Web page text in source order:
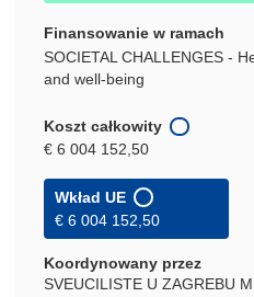
Finansowanie w ramach
SOCIETAL CHALLENGES -
and well-being
Koszt całkowity
€ 6 004 152,50
Wkład UE
€ 6 004 152,50
Koordynowany przez
SVEUCILISTE U ZAGREBU